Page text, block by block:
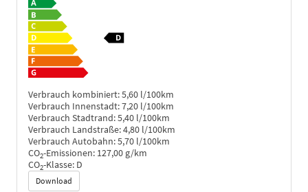
Verbrauch kombiniert:5,60 l/100km
Verbrauch Innenstadt:7,20 l/100km
Verbrauch Stadtrand:5,40 l/100km
Verbrauch Landstraße:4,80 l/100km
Verbrauch Autobahn:5,70 l/100km
CO2-Emissionen: 127,00 g/km
CO2-Klasse: D
Download